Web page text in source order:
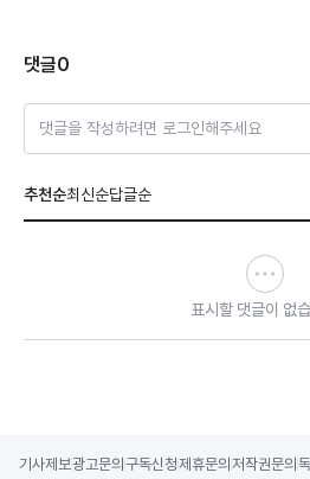
댓글0
댓글을 작성하려면 로그인해주세요
추천순최신순답글순
표시할 댓글이 없
기사제보광고문의 구독신청제휴문의 저작권문의